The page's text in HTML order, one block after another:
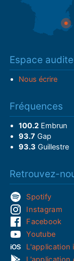
Espace
Nous écrire
Fréquences
100.2Embrun
93.7 Gap
93.3 Guillestre
Retrouvez-
Spotify
Instagram
Facebook
Youtube
L'application